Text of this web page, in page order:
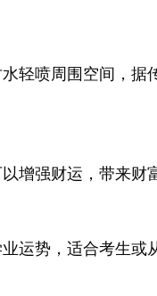
轻喷周围空间，据
增强财运，带来财
运势，适合考生或